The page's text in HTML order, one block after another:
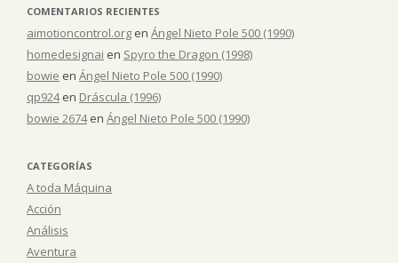
COMENTARIOS RECIENTES
aimotioncontrol.org en Ángel Nieto Pole 500 (1990)
homedesignai en Spyro the Dragon (1998)
bowie en Ángel Nieto Pole 500 (1990)
qp924en Dráscula (1996)
bowie 2674en Ángel Nieto Pole 500 (1990)
CATEGORÍAS
A toda Máquina
Acción
Análisis
Aventura